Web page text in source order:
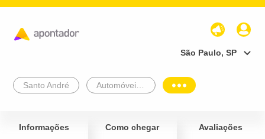
São Paulo, SP
Santo André
Informações Como chegar Avaliações